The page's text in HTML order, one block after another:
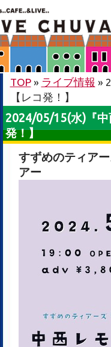
TOP» ライブ情報 »
【レコ発！】
2024/05/15(水)『中
発！】
すずめのティア
アー